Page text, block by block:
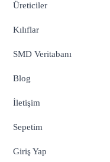
Üreticiler
Kılıflar
SMD Veritabanı
Blog
İletişim
Sepetim
Giriş Yap